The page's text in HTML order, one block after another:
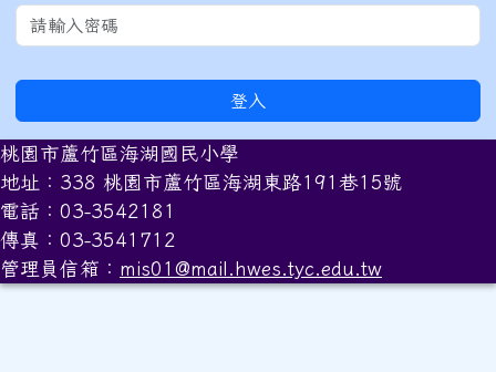
登入
桃園市蘆竹區海湖國民小學
地址：338 桃園市蘆竹區海湖東路191巷15號
電話：03-3542181
傳真：03-3541712
管理員信箱： mis01@mail.hwes.tyc.edu.tw